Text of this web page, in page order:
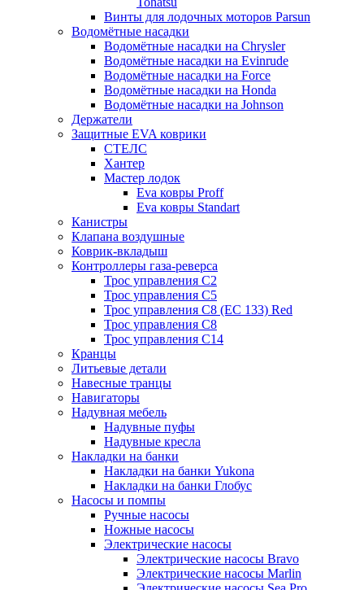
Винты для лодочных моторов Parsun
Водомётные насадки
Водомётные насадки на Chrysler
Водомётные насадки на Evinrude
Водомётные насадки на Force
Водомётные насадки на Honda
Водомётные насадки на Johnson
Держатели
Защитные EVA коврики
СТЕЛС
Хантер
Мастер лодок
Eva ковры Proff
Eva ковры Standart
Канистры
Клапана воздушные
Коврик-вкладыш
Контроллеры газа-реверса
Трос управления C2
Трос управления C5
Трос управления C8 (ЕС 133) Red
Трос управления C8
Трос управления C14
Кранцы
Литьевые детали
Навесные транцы
Навигаторы
Надувная мебель
Надувные пуфы
Надувные кресла
Накладки на банки
Накладки на банки Yukona
Накладки на банки Глобус
Насосы и помпы
Ручные насосы
Ножные насосы
Электрические насосы
Электрические насосы Bravo
Электрические насосы Marlin